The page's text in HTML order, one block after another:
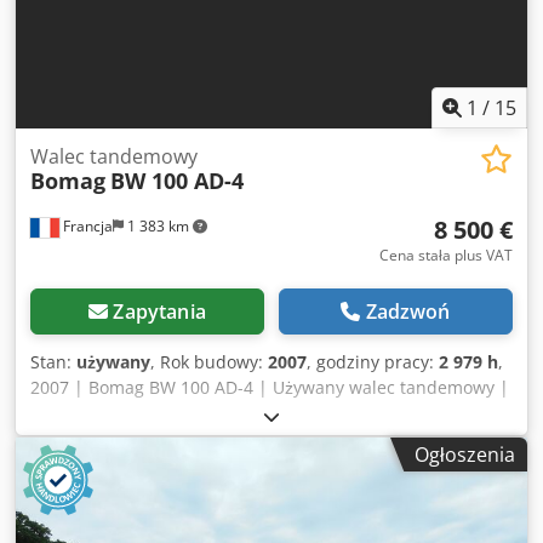
1 / 15
Francja 1 383 km
Walec tandemowy
Bomag BW 100 AD-4
8 500 €
Cena stała plus VAT
Zapytania Zadzwoń
Stan: używany, Rok budowy: 2007, godziny pracy: 2 979 h,
2007 | Bomag BW 100 AD-4 | Używany walec tandemowy |
2979 motogodzin 📍Lokalizacja: Francja 🚛 Dostawa
dostępna pod wskazany adres – Skorzystaj z naszego
kalkulatora frachtu, aby oszacować koszty transportu! 💰
Kup teraz za 8500 EUR lub złóż ofertę. Płatność przy
odbiorze dostępna za niewielką dopłatą (po akceptacji)* 👷‍♂️
Ogłoszenia